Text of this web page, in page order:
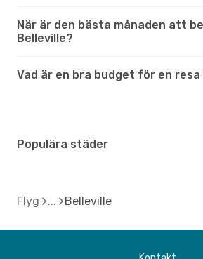
När är den bästa månaden att
Belleville?
Vad är en bra budget för en
Populära städer
Flyg Belleville